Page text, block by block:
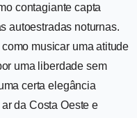
contagiante capta
autoestradas noturnas.
musicar uma atitude
uma liberdade sem
certa elegância
da Costa Oeste e